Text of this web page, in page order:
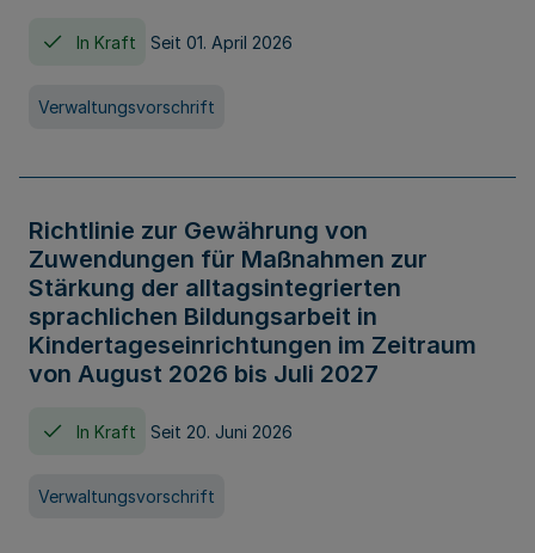
In Kraft Seit 01. April 2026
Verwaltungsvorschrift
Richtlinie zur Gewährung von
Zuwendungen für Maßnahmen zur
Stärkung der alltagsintegrierten
sprachlichen Bildungsarbeit in
Kindertageseinrichtungen im Zeitraum
von August 2026 bis Juli 2027
In Kraft Seit 20. Juni 2026
Verwaltungsvorschrift